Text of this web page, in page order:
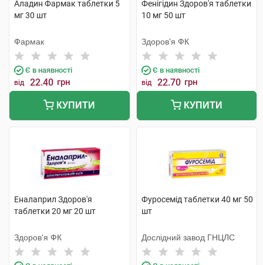
Аладин Фармак таблетки 5
мг 30 шт
Фармак
Є в наявності
від 22.40 грн
КУПИТИ
Фенігідин Здоров'я таблетки
10 мг 50 шт
Здоров'я ФК
Є в наявності
від 22.70 грн
КУПИТИ
Еналаприл Здоров'я
таблетки 20 мг 20 шт
Здоров'я ФК
Фуросемід таблетки 40 мг 50
шт
Дослідний завод ГНЦЛС